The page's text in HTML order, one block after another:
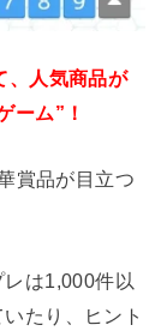
、人気商品が
ーム”！
賞品が目立つ
は1,000件以
たり、ヒント